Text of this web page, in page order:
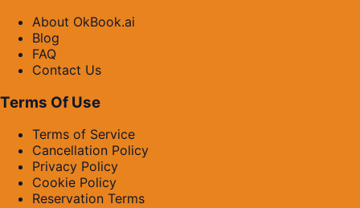
About OkBook.ai
Blog
FAQ
Contact Us
Terms Of Use
Terms of Service
Cancellation Policy
Privacy Policy
Cookie Policy
Reservation Terms